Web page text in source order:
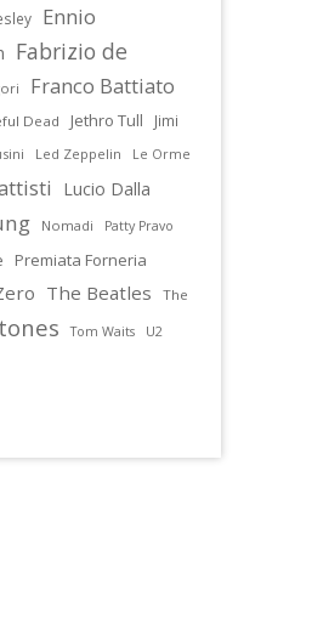
Ennio
Fabrizio de
Franco Battiato
Dead Jethro Tull
Jimi
Led Zeppelin Le Orme
Lucio Dalla
Nomadi Patty Pravo
Premiata Forneria
The Beatles
The
Tom Waits U2